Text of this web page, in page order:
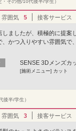
雰囲気 5 接客サービス
ましたが、積極的に提案
かつ入りやすい雰囲気で
SENSE 3Dメンズカ
[施術メニュー] カット
後半/学生）
雰囲気 3 接客サービス